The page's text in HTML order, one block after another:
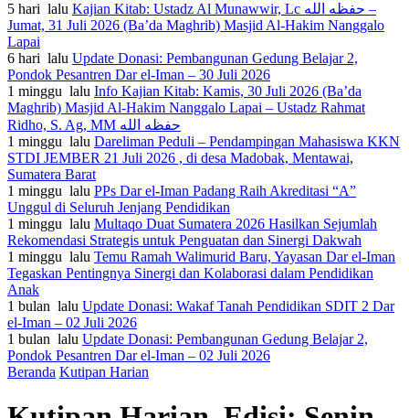
5 hari lalu Kajian Kitab: Ustadz Al Munawwir, Lc حفظه الله –
Jumat, 31 Juli 2026 (Ba’da Maghrib) Masjid Al-Hakim Nanggalo
Lapai
6 hari lalu Update Donasi: Pembangunan Gedung Belajar 2,
Pondok Pesantren Dar el-Iman – 30 Juli 2026
1 minggu lalu Info Kajian Kitab: Kamis, 30 Juli 2026 (Ba’da
Maghrib) Masjid Al-Hakim Nanggalo Lapai – Ustadz Rahmat
Ridho, S. Ag, MM حفظه الله
1 minggu lalu Dareliman Peduli – Pendampingan Mahasiswa KKN
STDI JEMBER 21 Juli 2026 , di desa Madobak, Mentawai,
Sumatera Barat
1 minggu lalu PPs Dar el-Iman Padang Raih Akreditasi “A”
Unggul di Seluruh Jenjang Pendidikan
1 minggu lalu Multaqo Duat Sumatera 2026 Hasilkan Sejumlah
Rekomendasi Strategis untuk Penguatan dan Sinergi Dakwah
1 minggu lalu Temu Ramah Walimurid Baru, Yayasan Dar el-Iman
Tegaskan Pentingnya Sinergi dan Kolaborasi dalam Pendidikan
Anak
1 bulan lalu Update Donasi: Wakaf Tanah Pendidikan SDIT 2 Dar
el-Iman – 02 Juli 2026
1 bulan lalu Update Donasi: Pembangunan Gedung Belajar 2,
Pondok Pesantren Dar el-Iman – 02 Juli 2026
Beranda Kutipan Harian